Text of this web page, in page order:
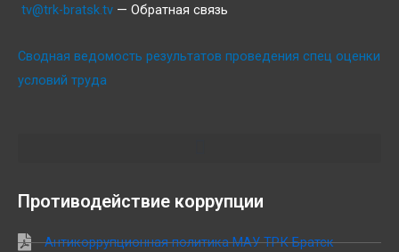
tv@trk-bratsk.tv — Обратная связь
Сводная ведомость результатов проведения спец оценки
условий труда
Противодействие коррупции
Антикоррупционная политика МАУ ТРК Братск